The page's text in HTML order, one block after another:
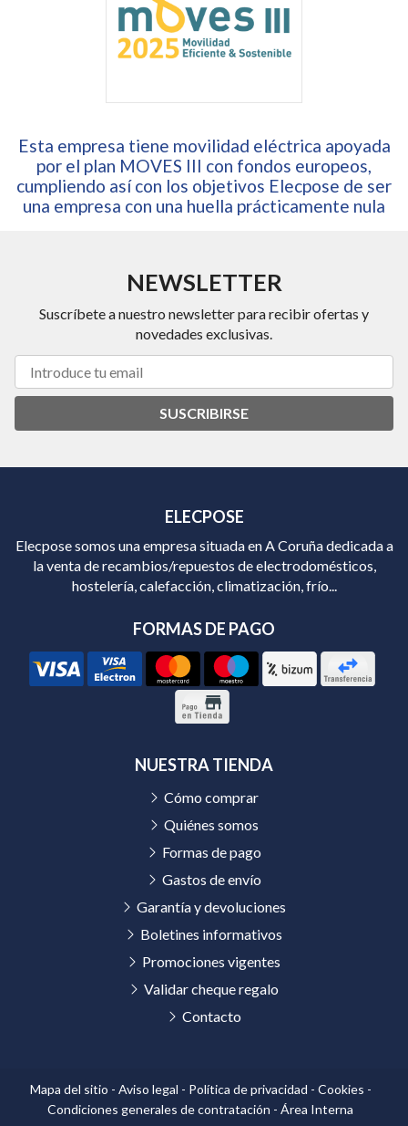
Esta empresa tiene movilidad eléctrica apoyada
por el plan MOVES III con fondos europeos,
cumpliendo así con los objetivos Elecpose de ser
una empresa con una huella prácticamente nula
NEWSLETTER
Suscríbete a nuestro newsletter para recibir ofertas y
novedades exclusivas.
SUSCRIBIRSE
ELECPOSE
Elecpose somos una empresa situada en A Coruña dedicada a
la venta de recambios/repuestos de electrodomésticos,
hostelería, calefacción, climatización, frío...
FORMAS DE PAGO
NUESTRA TIENDA
Cómo comprar
Quiénes somos
Formas de pago
Gastos de envío
Garantía y devoluciones
Boletines informativos
Promociones vigentes
Validar cheque regalo
Contacto
Mapa del sitio - Aviso legal - Política de privacidad - Cookies -
Condiciones generales de contratación - Área Interna